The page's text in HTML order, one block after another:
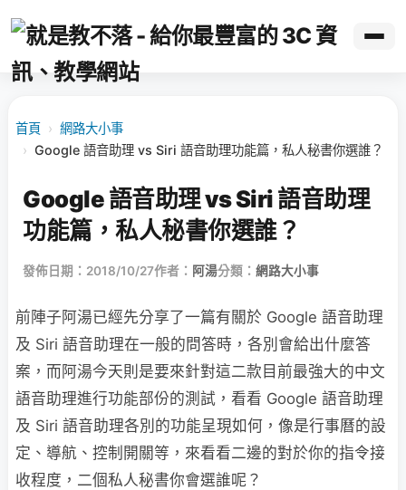
首頁 › 網路大小事
› Google 語音助理 vs Siri 語音助理功能篇，私人秘書你選誰？
Google 語音助理 vs Siri 語音助理
功能篇，私人秘書你選誰？
發佈日期：2018/10/27作者： 阿湯分類： 網路大小事
前陣子阿湯已經先分享了一篇有關於 Google 語音助理
及 Siri 語音助理在一般的問答時，各別會給出什麼答
案，而阿湯今天則是要來針對這二款目前最強大的中文
語音助理進行功能部份的測試，看看 Google 語音助理
及 Siri 語音助理各別的功能呈現如何，像是行事曆的設
定、導航、控制開關等，來看看二邊的對於你的指令接
收程度，二個私人秘書你會選誰呢？